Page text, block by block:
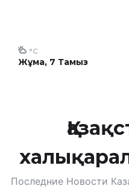
Жұма, 7 Тамыз
°C
Последние Новости